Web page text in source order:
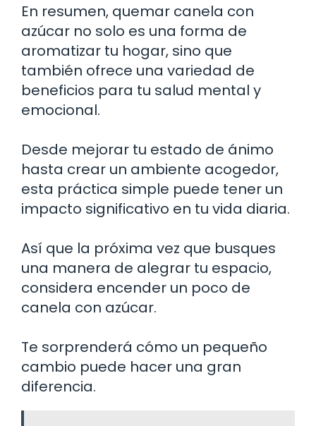
En resumen, quemar canela con
azúcar no solo es una forma de
aromatizar tu hogar, sino que
también ofrece una variedad de
beneficios para tu salud mental y
emocional.
Desde mejorar tu estado de ánimo
hasta crear un ambiente acogedor,
esta práctica simple puede tener un
impacto significativo en tu vida diaria.
Así que la próxima vez que busques
una manera de alegrar tu espacio,
considera encender un poco de
canela con azúcar.
Te sorprenderá cómo un pequeño
cambio puede hacer una gran
diferencia.